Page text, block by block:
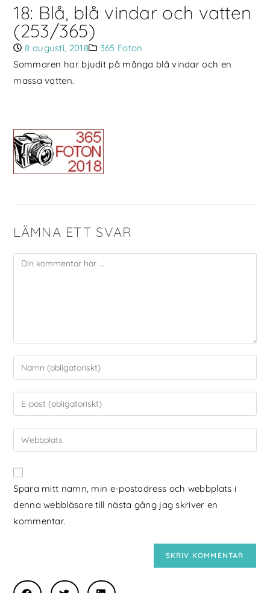
18: Blå, blå vindar och vatten
(253/365)
8 augusti, 2018
365 Foton
Sommaren har bjudit på många blå vindar och en
massa vatten.
LÄMNA ETT SVAR
Spara mitt namn, min e-postadress och webbplats i
denna webbläsare till nästa gång jag skriver en
kommentar.